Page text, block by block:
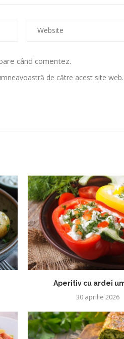
când comentez.
de către acest site web.
Aperitiv cu ardei
30 aprilie 2026